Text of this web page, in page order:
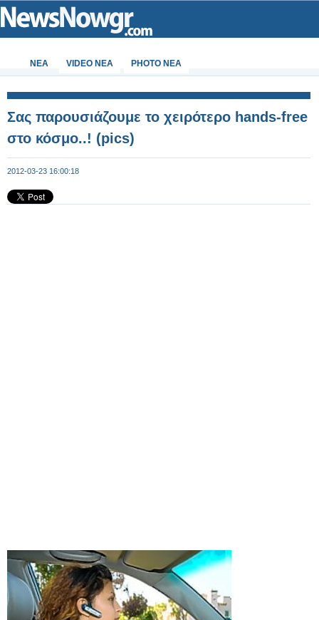
ΝΕΑ VIDEO NEA PHOTO NEA
Σας παρουσιάζουμε το χειρότερο hands-free
στο κόσμο..! (pics)
2012-03-23 16:00:18